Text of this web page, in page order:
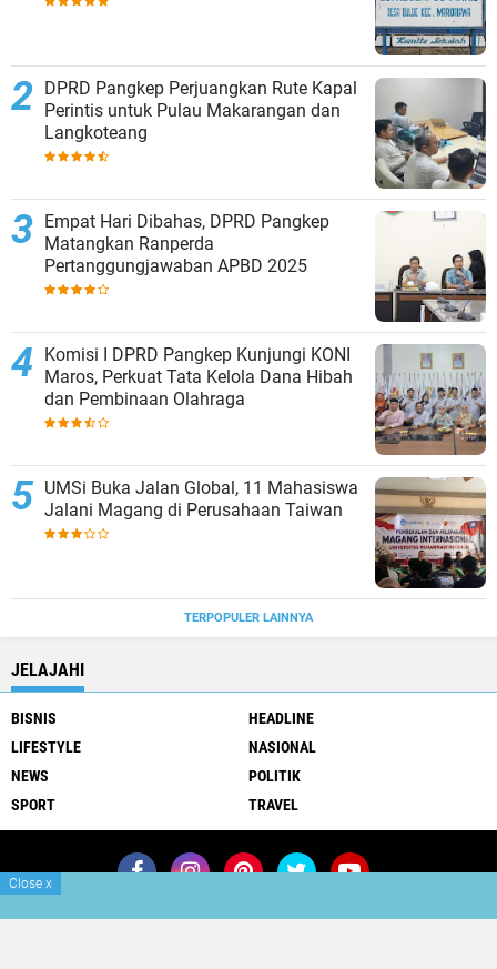
DPRD Pangkep Perjuangkan Rute Kapal
Perintis untuk Pulau Makarangan dan
Langkoteang
Empat Hari Dibahas, DPRD Pangkep
Matangkan Ranperda
Pertanggungjawaban APBD 2025
Komisi I DPRD Pangkep Kunjungi KONI
Maros, Perkuat Tata Kelola Dana Hibah
dan Pembinaan Olahraga
UMSi Buka Jalan Global, 11 Mahasiswa
Jalani Magang di Perusahaan Taiwan
TERPOPULER LAINNYA
JELAJAHI
BISNIS
HEADLINE
LIFESTYLE
NASIONAL
NEWS
POLITIK
SPORT
TRAVEL
Join Now Redaksi
Info Iklan
Close x